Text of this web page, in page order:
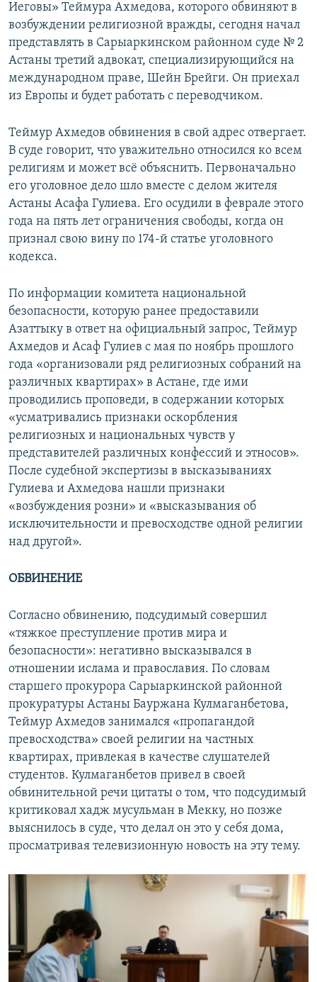
Иеговы» Теймура Ахмедова, которого обвиняют в
возбуждении религиозной вражды, сегодня начал
представлять в Сарыаркинском районном суде № 2
Астаны третий адвокат, специализирующийся на
международном праве, Шейн Брейги. Он приехал
из Европы и будет работать с переводчиком.
Теймур Ахмедов обвинения в свой адрес отвергает.
В суде говорит, что уважительно относился ко всем
религиям и может всё объяснить. Первоначально
его уголовное дело шло вместе с делом жителя
Астаны Асафа Гулиева. Его осудили в феврале этого
года на пять лет ограничения свободы, когда он
признал свою вину по 174-й статье уголовного
кодекса.
По информации комитета национальной
безопасности, которую ранее предоставили
Азаттыку в ответ на официальный запрос, Теймур
Ахмедов и Асаф Гулиев с мая по ноябрь прошлого
года «организовали ряд религиозных собраний на
различных квартирах» в Астане, где ими
проводились проповеди, в содержании которых
«усматривались признаки оскорбления
религиозных и национальных чувств у
представителей различных конфессий и этносов».
После судебной экспертизы в высказываниях
Гулиева и Ахмедова нашли признаки
«возбуждения розни» и «высказывания об
исключительности и превосходстве одной религии
над другой».
ОБВИНЕНИЕ
Согласно обвинению, подсудимый совершил
«тяжкое преступление против мира и
безопасности»: негативно высказывался в
отношении ислама и православия. По словам
старшего прокурора Сарыаркинской районной
прокуратуры Астаны Бауржана Кулмаганбетова,
Теймур Ахмедов занимался «пропагандой
превосходства» своей религии на частных
квартирах, привлекая в качестве слушателей
студентов. Кулмаганбетов привел в своей
обвинительной речи цитаты о том, что подсудимый
критиковал хадж мусульман в Мекку, но позже
выяснилось в суде, что делал он это у себя дома,
просматривая телевизионную новость на эту тему.